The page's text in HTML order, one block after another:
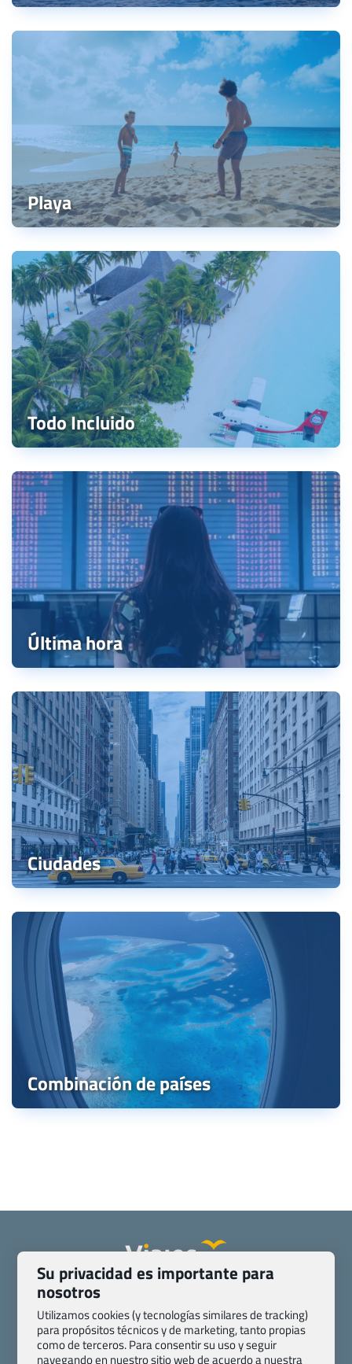
Playa
Todo Incluido
Última hora
Ciudades
Combinación de países
Pasaporte, Visado, Salud y otras disposiciones específicas
Blog de Viajes.com
Registro de agencias
Preguntas frecuentes
Condiciones generales
Su privacidad es importante para
nosotros
Utilizamos cookies (y tecnologías similares de tracking)
para propósitos técnicos y de marketing, tanto propias
como de terceros. Para consentir su uso y seguir
navegando en nuestro sitio web de acuerdo a nuestra